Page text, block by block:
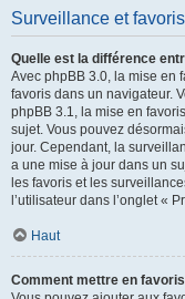
Surveillance et favoris
Quelle est la différence
Avec phpBB 3.0, la mise en
favoris dans un navigateur.
phpBB 3.1, la mise en
sujet. Vous pouvez
jour. Cependant, la
a une mise à jour dans un
les favoris et les
l’utilisateur dans l’onglet «
Haut
Comment mettre en